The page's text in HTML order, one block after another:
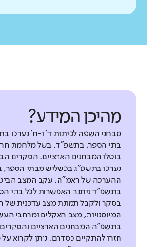
מהיכן המידע?
מבחני השפה לכיתות ד' ו-ח' נערכו
בתי הספר. בתשפ"ד, בשל מלחמת
בוטלו המבחנים הארציים. הסקרים
נערכו בתשפ"ג בכשליש מבתי הספר,
ההערכה של ראמ"ה. עקב המצב
בתשפ"ד ניתנה האפשרות לכל בתי
בסקר ולקבל תמונת מצב עדכנית של
המיומנויות, מצב האקלים ומרחבי
בתשפ"ה המבחנים הארציים
חזרו להתקיים כסדרם. ניתן לקרוא